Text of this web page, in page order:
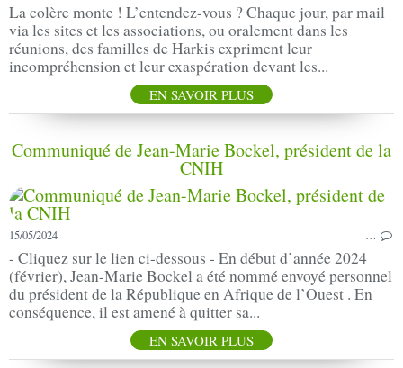
La colère monte ! L’entendez-vous ? Chaque jour, par mail
via les sites et les associations, ou oralement dans les
réunions, des familles de Harkis expriment leur
incompréhension et leur exaspération devant les...
EN SAVOIR PLUS
Communiqué de Jean-Marie Bockel, président de la
CNIH
15/05/2024 …
- Cliquez sur le lien ci-dessous - En début d’année 2024
(février), Jean-Marie Bockel a été nommé envoyé personnel
du président de la République en Afrique de l’Ouest . En
conséquence, il est amené à quitter sa...
EN SAVOIR PLUS